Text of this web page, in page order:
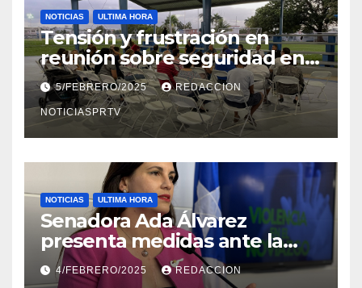
NOTICIAS ULTIMA HORA
Tensión y frustración en
reunión sobre seguridad en
Reparto Metropolitano
5/FEBRERO/2025 REDACCION
NOTICIASPRTV
NOTICIAS ULTIMA HORA
Senadora Ada Álvarez
presenta medidas ante la
violencia en el noviazgo
4/FEBRERO/2025 REDACCION